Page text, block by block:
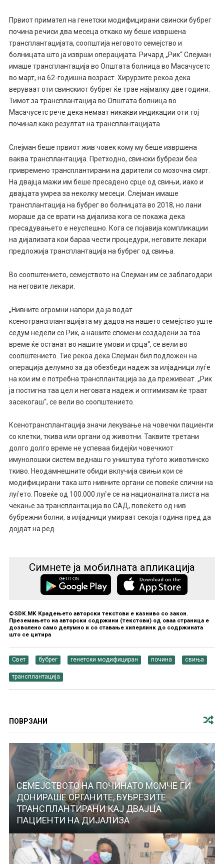
Првиот примател на генетски модифицирани свински бубрег
почина речиси два месеца откако му беше извршена
трансплантацијата, соопштија неговото семејство и
болницата што ја изврши операцијата. Ричард „Рик“ Слејман
имаше трансплантација во Општата болница во Масачусетс
во март, на 62-годишна возраст. Хирурзите рекоа дека
веруваат оти свинскиот бубрег ќе трае најмалку две години.
Тимот за трансплантација во Општата болница во
Масачусетс рече дека немаат никакви индикации оти тој
починал како резултат на трансплантацијата.
Слејман беше првиот жив човек кому му беше извршена
ваква трансплантација. Претходно, свински бубрези беа
привремено трансплантирани на дарители со мозочна смрт.
На двајца мажи им беше пресадено срце од свињи, иако и
двајцата умреа за неколку месеци. Слејман имаше
трансплантација на бубрег во болницата во 2018, но лани
мораше да се врати на дијализа кога се покажа дека
пресадувањето е неуспешно. Кога се појавија компликации
на дијализата кои бараа чести процедури, неговите лекари
предложија трансплантација на бубрег од свиња.
Во соопштението, семејството на Слејман им се заблагодари
на неговите лекари.
„Нивните огромни напори да ја водат
ксенотрансплантацијата му дадоа на нашето семејство уште
седум недели со Рик, а нашите спомени создадени за тоа
време ќе останат во нашите умови и срца“, се вели во
соопштението. Тие рекоа дека Слејман бил подложен на
операција делумно за да обезбеди надеж за илјадници луѓе
на кои им е потребна трансплантација за да преживеат. „Рик
ја постигна таа цел и неговата надеж и оптимизам ќе траат
засекогаш“, се вели во соопштението.
Ксенотрансплантација значи лекување на човечки пациенти
со клетки, ткива или органи од животни. Таквите третани
долго долго време не успеваа бидејќи човечкиот
имунолошки систем веднаш го уништува туѓото животинско
ткиво. Неодамнешните обиди вклучија свињи кои се
модифицирани така што нивните органи се повеќе слични на
луѓето. Повеќе од 100.000 луѓе се на националната листа на
чекање за трансплантација во САД, повеќето од нив
бубрежни болни, а илјадници умираат секоја година пред да
дојдат на ред.
Симнете ја мобилната апликација
©SDK.MK Крадењето авторски текстови е казниво со закон.
Преземањето на авторски содржини (текстови) од оваа страница е
дозволено само делумно и со ставање хиперлинк до содржината
што се цитира
Свет бубрег генетски модифициран почина свиња
трансплантација
ПОВРЗАНИ
СЕМЕЈСТВОТО НА ПОЧИНАТО МОМЧЕ ГИ
ДОНИРАШЕ ОРГАНИТЕ, БУБРЕЗИТЕ
ТРАНСПЛАНТИРАНИ КАЈ ДВАЈЦА
ПАЦИЕНТИ НА ДИЈАЛИЗА